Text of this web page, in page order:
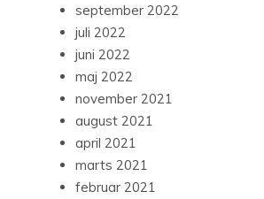
september 2022
juli 2022
juni 2022
maj 2022
november 2021
august 2021
april 2021
marts 2021
februar 2021